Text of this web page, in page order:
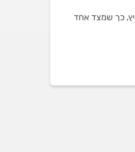
כך שמצד אחד